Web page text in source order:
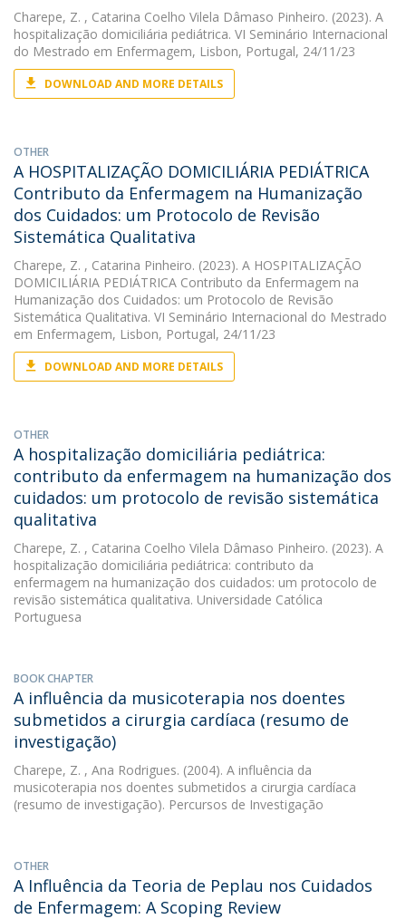
Charepe, Z. , Catarina Coelho Vilela Dâmaso Pinheiro. (2023). A
hospitalização domiciliária pediátrica. VI Seminário Internacional
do Mestrado em Enfermagem, Lisbon, Portugal, 24/11/23
DOWNLOAD AND MORE DETAILS
OTHER
A HOSPITALIZAÇÃO DOMICILIÁRIA PEDIÁTRICA
Contributo da Enfermagem na Humanização
dos Cuidados: um Protocolo de Revisão
Sistemática Qualitativa
Charepe, Z. , Catarina Pinheiro. (2023). A HOSPITALIZAÇÃO
DOMICILIÁRIA PEDIÁTRICA Contributo da Enfermagem na
Humanização dos Cuidados: um Protocolo de Revisão
Sistemática Qualitativa. VI Seminário Internacional do Mestrado
em Enfermagem, Lisbon, Portugal, 24/11/23
DOWNLOAD AND MORE DETAILS
OTHER
A hospitalização domiciliária pediátrica:
contributo da enfermagem na humanização dos
cuidados: um protocolo de revisão sistemática
qualitativa
Charepe, Z. , Catarina Coelho Vilela Dâmaso Pinheiro. (2023). A
hospitalização domiciliária pediátrica: contributo da
enfermagem na humanização dos cuidados: um protocolo de
revisão sistemática qualitativa. Universidade Católica
Portuguesa
BOOK CHAPTER
A influência da musicoterapia nos doentes
submetidos a cirurgia cardíaca (resumo de
investigação)
Charepe, Z. , Ana Rodrigues. (2004). A influência da
musicoterapia nos doentes submetidos a cirurgia cardíaca
(resumo de investigação). Percursos de Investigação
OTHER
A Influência da Teoria de Peplau nos Cuidados
de Enfermagem: A Scoping Review